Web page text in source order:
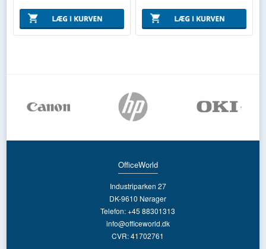
OfficeWorld
Industriparken 27
DK-9610 Nørager
Telefon: +45 88301313
info@officeworld.dk
CVR: 41702761